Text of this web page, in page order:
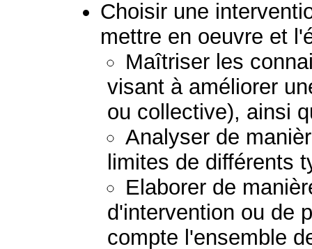
Choisir une
mettre en oeuvre et
Maîtriser les
visant à améliorer
ou collective), ainsi
Analyser de
limites de différents
Elaborer de
d'intervention ou de
compte l'ensemble